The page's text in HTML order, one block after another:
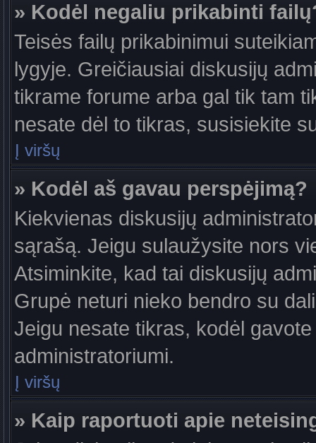
» Kodėl negaliu prikabinti
Teisės failų prikabinimui
lygyje. Greičiausiai diskusijų
tikrame forume arba gal tik tam
nesate dėl to tikras, susisiekite
Į viršų
» Kodėl aš gavau perspėjimą?
Kiekvienas diskusijų
sąrašą. Jeigu sulaužysite nors
Atsiminkite, kad tai diskusijų
Grupė neturi nieko bendro su
Jeigu nesate tikras, kodėl
administratoriumi.
Į viršų
» Kaip raportuoti apie